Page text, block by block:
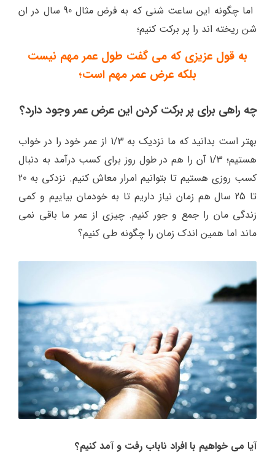
اما چگونه این ساعت شنی که به فرض مثال 90 سال در ان
شن ریخته اند را پر برکت کنیم؛
به قول عزیزی که می گفت طول عمر مهم نیست
بلکه عرض عمر مهم است؛
چه راهی برای پر برکت کردن این عرض عمر وجود دارد؟
بهتر است بدانید که ما نزدیک به 1/3 از عمر خود را در خواب
هستیم؛ 1/3 آن را هم در طول روز برای کسب درآمد به دنبال
کسب روزی هستیم تا بتوانیم امرار معاش کنیم. نزدکی به 20
تا 25 سال هم زمان نیاز داریم تا به خودمان بیاییم و کمی
زندگی مان را جمع و جور کنیم. چیزی از عمر ما باقی نمی
ماند اما همین اندک زمان را چگونه طی کنیم؟
آیا می خواهیم با افراد ناباب رفت و آمد کنیم؟